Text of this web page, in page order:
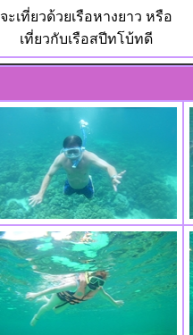
จะเที่ยวด้วยเรือหางยาว หรือ
เที่ยวกับเรือสปีทโบ้ทดี